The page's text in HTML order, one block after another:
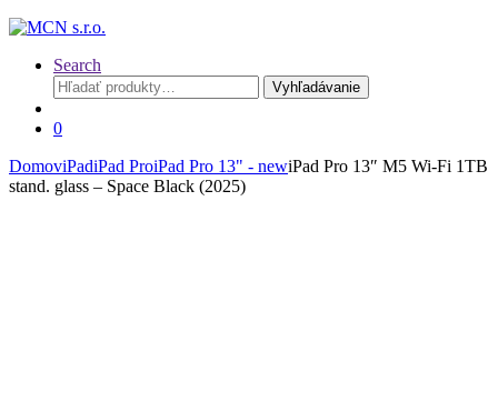
Search
Hľadať:
Vyhľadávanie
0
DomoviPadiPad ProiPad Pro 13" - newiPad Pro 13″ M5 Wi-Fi 1TB
stand. glass – Space Black (2025)